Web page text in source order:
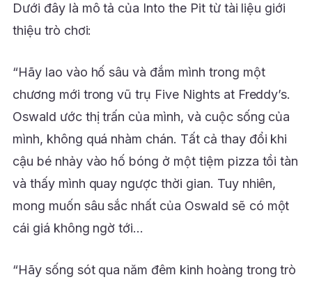
Dưới đây là mô tả của Into the Pit từ tài liệu giới
thiệu trò chơi:
“Hãy lao vào hố sâu và đắm mình trong một
chương mới trong vũ trụ Five Nights at Freddy’s.
Oswald ước thị trấn của mình, và cuộc sống của
mình, không quá nhàm chán. Tất cả thay đổi khi
cậu bé nhảy vào hố bóng ở một tiệm pizza tồi tàn
và thấy mình quay ngược thời gian. Tuy nhiên,
mong muốn sâu sắc nhất của Oswald sẽ có một
cái giá không ngờ tới…
“Hãy sống sót qua năm đêm kinh hoàng trong trò